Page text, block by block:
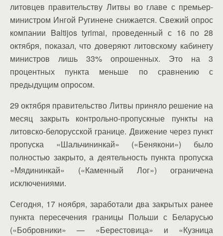
литовцев правительству Литвы во главе с премьер-
министром Ингой Ругинене снижается. Свежий опрос
компании Baltijos tyrimai, проведенный с 16 по 28
октября, показал, что доверяют литовскому кабинету
министров лишь 33% опрошенных. Это на 3
процентных пункта меньше по сравнению с
предыдущим опросом.
29 октября правительство Литвы приняло решение на
месяц закрыть контрольно-пропускные пункты на
литовско-белорусской границе. Движение через пункт
пропуска «Шальчининкай» («Бенякони») было
полностью закрыто, а деятельность пункта пропуска
«Мядининкай» («Каменный Лог») ограничена
исключениями.
Сегодня, 17 ноября, заработали два закрытых ранее
пункта пересечения границы Польши с Беларусью
(«Бобровники» — «Берестовица» и «Кузница